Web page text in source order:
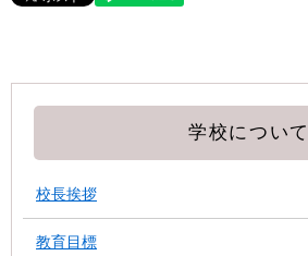
学校について
校長挨拶
教育目標